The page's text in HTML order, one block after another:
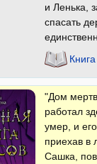
и Ленька,
спасать
"Дом
работал
умер, и
приехав в
Сашка,